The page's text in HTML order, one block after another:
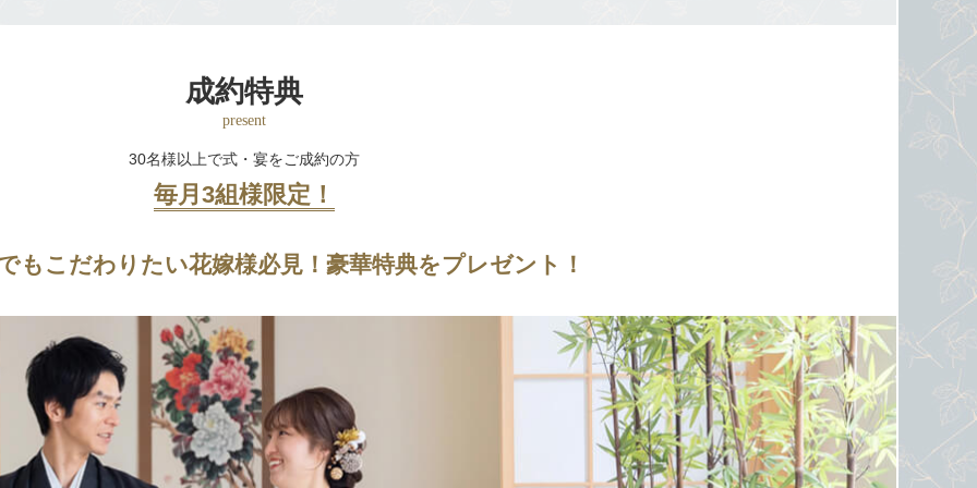
成約特典
present
30名様以上で式・宴をご成約の方
毎月3組様限定！
もこだわりたい花嫁様必見！豪華特典をプレゼント！